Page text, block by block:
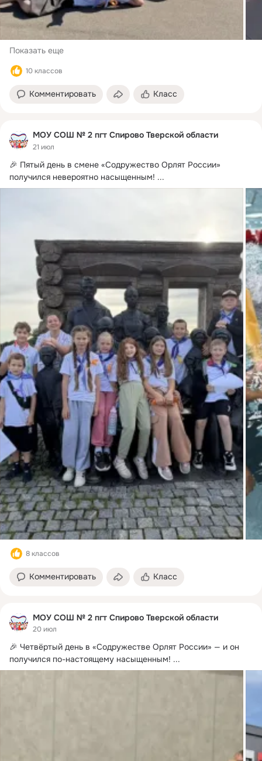
Показать еще
10 классов
Комментировать Класс
МОУ СОШ № 2 пгт Спирово Тверской области
21 июл
🎉 Пятый день в смене «Содружество Орлят России»
получился невероятно насыщенным! ...
8 классов
Комментировать Класс
МОУ СОШ № 2 пгт Спирово Тверской области
20 июл
🎉 Четвёртый день в «Содружестве Орлят России» — и он
получился по-настоящему насыщенным! ...